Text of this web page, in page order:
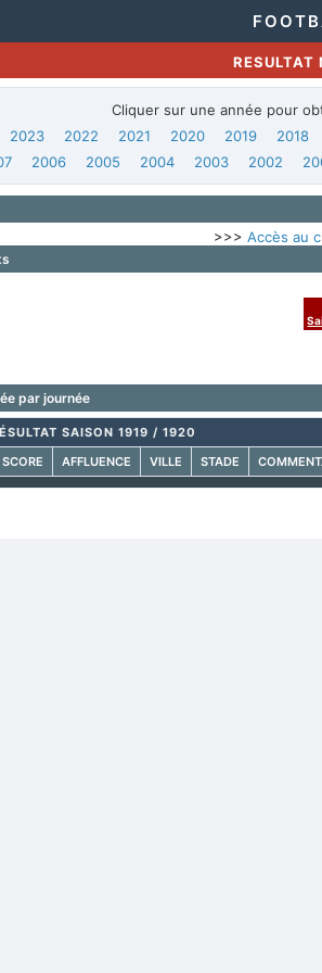
Cliquer sur une année pour
2023 2022 2021 2020 2019 2018
2006 2005 2004 2003 2002
>>> Accès au
par journée
SAISON 1919 / 1920
SCORE AFFLUENCE VILLE STADE